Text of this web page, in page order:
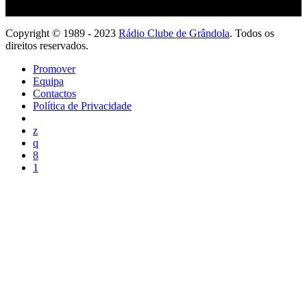
Copyright © 1989 - 2023 Rádio Clube de Grândola. Todos os
direitos reservados.
Promover
Equipa
Contactos
Política de Privacidade